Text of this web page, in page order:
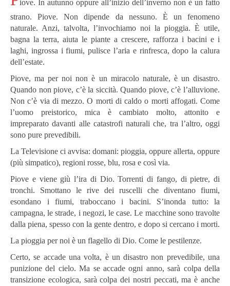
iove. In autunno oppure all’inizio dell’inverno non è un fatto
strano. Piove. Non dipende da nessuno. È un fenomeno
naturale. Anzi, talvolta, l’invochiamo noi la pioggia. È utile,
bagna la terra, aiuta le piante a crescere, rafforza i bacini e i
laghi, ingrossa i fiumi, pulisce l’aria e rinfresca, dopo la calura
dell’estate.
Piove, ma per noi non è un miracolo naturale, è un disastro.
Quando non piove, c’è la siccità. Quando piove, c’è l’alluvione.
Non c’è via di mezzo. O morti di caldo o morti affogati. Come
l’uomo preistorico, mica è cambiato molto, attonito e
impreparato davanti alle catastrofi naturali che, tra l’altro, oggi
sono pure prevedibili.
La Televisione ci avvisa: domani: pioggia, oppure allerta, oppure
(più simpatico), regioni rosse, blu, rosa e così via.
Piove e viene giù l’ira di Dio. Torrenti di fango, di pietre, di
tronchi. Smottano le rive dei ruscelli che diventano fiumi,
esondano i fiumi, traboccano i bacini. S’inonda tutto: la
campagna, le strade, i negozi, le case. Le macchine sono travolte
dalla piena, spesso con la gente dentro, e dopo si cercano i morti.
La pioggia per noi è un flagello di Dio. Come le pestilenze.
Certo, se accade una volta, è un disastro non prevedibile, una
punizione del cielo. Ma se accade ogni anno, sarà colpa della
transizione ecologica, sarà colpa dei nostri peccati, ma è anche